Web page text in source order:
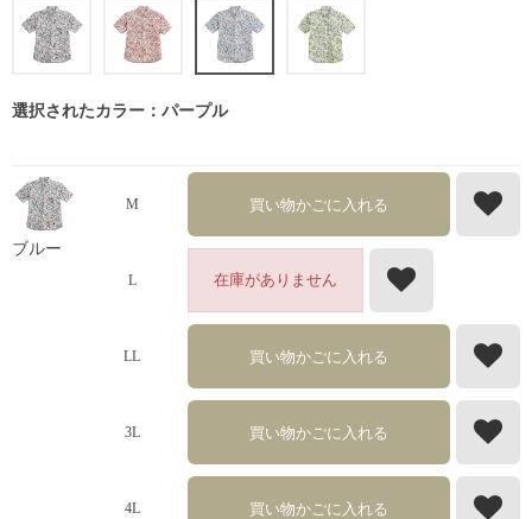
選択されたカラー：パープル
ブルー
M 買い物かごに入れる
L 在庫がありません
LL 買い物かごに入れる
3L 買い物かごに入れる
4L 買い物かごに入れる